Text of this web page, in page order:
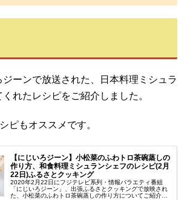
ーンで放送された、日本料理ミシュラ
れたレシピをご紹介しました。
ピもオススメです。
【にじいろジーン】小松菜のふわトロ茶碗蒸しの
作り方、和食料理ミシュランシェフのレシピ(2月
22日)ふるさとクッキング
2020年2月22日にフジテレビ系列・情報バラエティ番組
「にじいろジーン」、出張ふるさとクッキングで放映され
た、小松菜のふわトロ茶碗蒸しの作り方についてご紹介し